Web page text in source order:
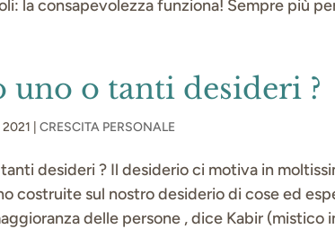
la consapevolezza funziona! Sempre più
uno o tanti desideri ?
|CRESCITA PERSONALE
desideri ? Il desiderio ci motiva in
costruite sul nostro desiderio di cose ed
delle persone , dice Kabir (mistico